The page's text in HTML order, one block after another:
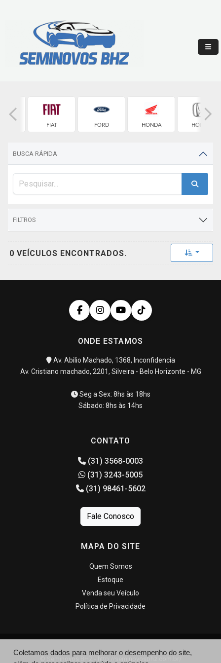
FIAT FORD HONDA HONDA
BUSCA RÁPIDA
FILTROS
0 VEÍCULOS ENCONTRADOS. Toggle
ONDE ESTAMOS
Av. Abilio Machado, 1368, Inconfidencia
Av. Cristiano machado, 2201, Silveira - Belo Horizonte - MG
Seg a Sex: 8hs às 18hs
Sábado: 8hs às 14hs
CONTATO
(31) 3568-0003
(31) 3243-5005
(31) 98461-5602
Fale Conosco
MAPA DO SITE
Quem Somos
Estoque
Venda seu Veículo
Política de Privacidade
© Seminovos BHZ - http://seminovosbhz.com.br/
Coletamos dados para melhorar o desempenho do site,